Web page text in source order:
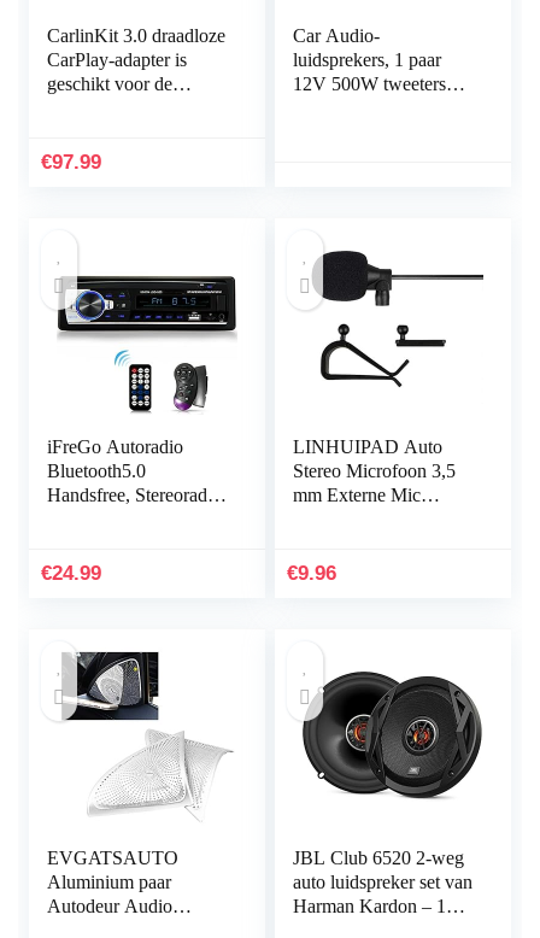
CarlinKit 3.0 draadloze
CarPlay-adapter is
geschikt voor de
fabriek…
€97.99
Car Audio-
luidsprekers, 1 paar
12V 500W tweeters
iFreGo Autoradio
Bluetooth5.0
Handsfree, Stereoradio
Autostereo met USB /
€24.99
LINHUIPAD Auto
Stereo Microfoon 3,5
mm Externe Mic
Corehan Power
€9.96
EVGATSAUTO
Aluminium paar
Autodeur Audio
JBL Club 6520 2-weg
auto luidspreker set van
Harman Kardon – 150